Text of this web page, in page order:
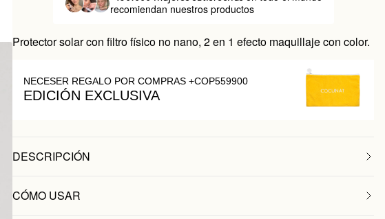
recomiendan nuestros productos
Protector solar con filtro físico no nano, 2 en 1 efecto maquillaje con color.
NECESER REGALO POR COMPRAS +COP559900
EDICIÓN EXCLUSIVA
DESCRIPCIÓN
CÓMO USAR